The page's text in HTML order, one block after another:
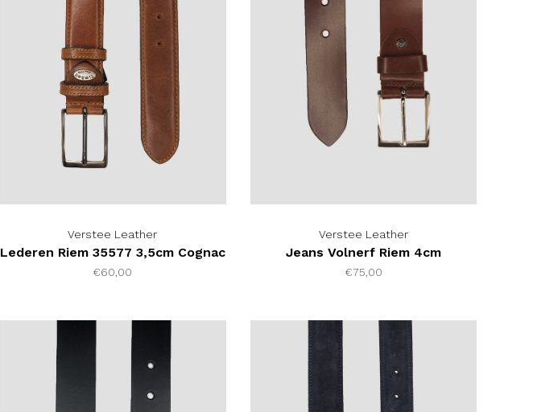
Verstee Leather
Lederen Riem 35577 3,5cm Cognac
€60,00
Verstee Leather
Jeans Volnerf Riem 4cm
€75,00